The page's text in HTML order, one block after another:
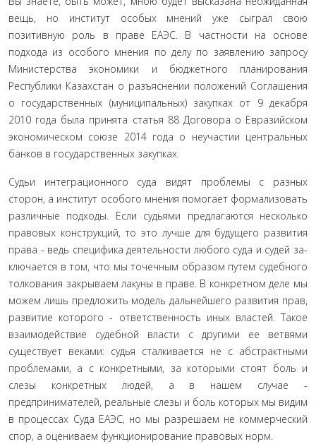
вещь, но институт особых мнений уже сыграл свою
позитивную роль в праве ЕАЭС. В частности на основе
подхода из особого мнения по делу по заявлению запросу
Министерства экономи­ки и бюджетного планирования
Республики Казахстан о разъ­яснении положений Соглашения
о государственных (муници­пальных) закупках от 9 декабря
2010 года была принята статья 88 Договора о Евразийском
экономическом союзе 2014 года о неуча­стии центральных
банков в государственных закупках.
Судьи интеграционного суда видят проблемы с разных
сторон, а институт особого мнения помогает формализовать
различные подходы. Если судьями предлагаются несколько
правовых конструкций, то это лучше для будущего развития
права - ведь специфика деятельности любого суда и судей за­
ключается в том, что мы точечным образом путем судебного
толкования закрываем лакуны в праве. В конкретном деле мы
можем лишь предложить модель дальнейшего развития прав,
развитие которого - ответственность иных властей. Такое
взаи­модействие судебной власти с другими ее ветвями
существует веками: судья сталкивается не с абстрактными
проблемами, а с конкретными, за которыми стоят боль и
слезы конкретных людей, а в нашем случае -
предпринимателей, реальные слезы и боль которых мы видим
в процессах Суда ЕАЭС, но мы раз­решаем не коммерческий
спор, а оцениваем функционирова­ние правовых норм.